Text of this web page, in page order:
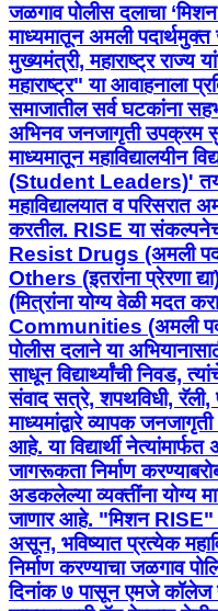
जळगाव पोलीस दलाचा
माध्यमातून अमली
मुख्यमंत्री, महाराष्ट्र राज्य
महाराष्ट्र" या आवाहनाला
समाजातील सर्व घटकांना
अभिनव जनजागृती उपक्रम
माध्यमातून महाविद्यालयीन
(Student Leaders)'
महाविद्यालयात व परिसरात
करतील. RISE या
Resist Drugs (अमली
Others (इतरांना प्रेरणा
(मित्रांना योग्य वेळी
Communities (अमली
पोलीस दलाने या
साधून विद्यार्थ्यांची निवड,
संवाद सत्रे, शपथविधी, रॅली,
माध्यमांद्वारे व्यापक
आहे. या विद्यार्थी नेत्यांमार्फत
जागरूकता निर्माण
अडकलेल्या व्यक्तींना योग्य
जाणार आहे. "मिशन RISE"
असून, भविष्यात प्रत्येक
निर्माण करण्याचा जळगाव
दिनांक ७ पासून एमजे कॉलेज